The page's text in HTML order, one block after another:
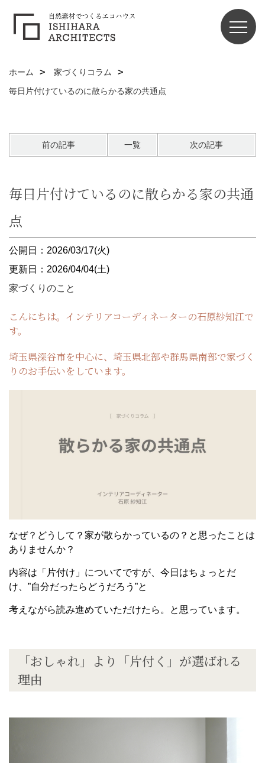
ホーム
家づくりコラム
毎日片付けているのに散らかる家の共通点
前の記事 一覧 次の記事
毎日片付けているのに散らかる家の共通
点
公開日：2026/03/17(火)
更新日：2026/04/04(土)
家づくりのこと
こんにちは。インテリアコーディネーターの石原紗知江で
す。
埼玉県深谷市を中心に、埼玉県北部や群馬県南部で家づく
りのお手伝いをしています。
なぜ？どうして？家が散らかっているの？と思ったことは
ありませんか？
内容は「片付け」についてですが、今日はちょっとだ
け、”自分だったらどうだろう”と
考えながら読み進めていただけたら。と思っています。
「おしゃれ」より「片付く」が選ばれる
理由